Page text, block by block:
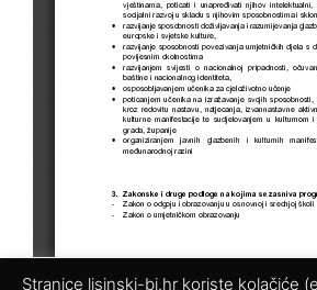
Stranice lisinski-bj.hr koriste kolačiće